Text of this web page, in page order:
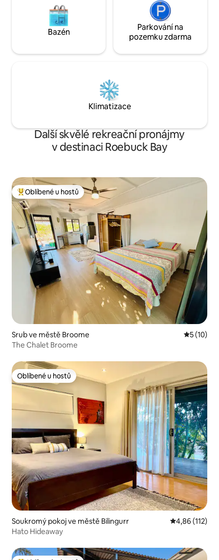
Bazén
Parkování na
pozemku zdarma
Klimatizace
Další skvělé rekreační pronájmy
v destinaci Roebuck Bay
Nejlepší v kategorii Oblíbené u hostů
Oblíbené u hostů
Srub ve městě Broome Průměrné
5 (10)
The Chalet Broome
Oblíbené u hostů
Oblíbené u hostů
Soukromý pokoj ve městě Bilingurr Průměrné
4,86 (112)
Hato Hideaway